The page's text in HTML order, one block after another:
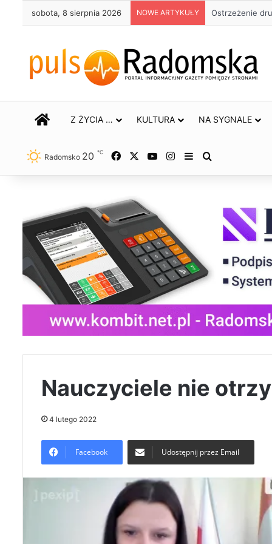
sobota, 8 sierpnia 2026 NOWE ARTYKUŁY Około 90 tys.
STRONA GŁÓWNA
Z ŻYCIA … KULTURA NA SYGNALE
Radomsko 20 ℃ Facebook YouTubeInstagram
Sidebar
Nauczyciele nie
4 lutego 2022
Facebook Udostępnij przez Email